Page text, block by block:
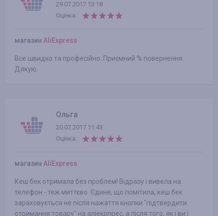
29.07.2017 13:18
Оцінка:
магазин AliExpress
Все швидко та професійно. Приємний % повернення.
Дякую.
Ольга
20.07.2017 11:43
Оцінка:
магазин AliExpress
Кеш бек отримала без проблем! Відразу і вивела на
телефон - теж миттєво. Єдине, що помітила, кеш бек
зараховується не після нажаття кнопки "підтвердити
отримання товару" на аліекрпрес, а після того, як і ви і